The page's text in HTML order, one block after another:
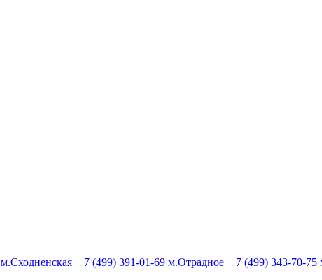
м.Сходненская + 7 (499) 391-01-69 м.Отрадное + 7 (499) 343-70-75